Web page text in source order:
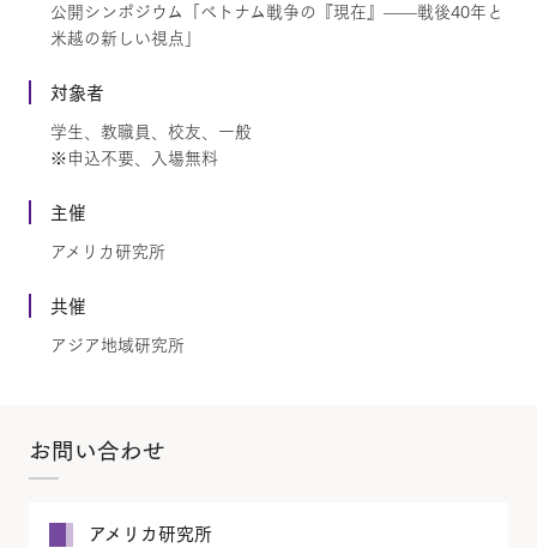
公開シンポジウム「ベトナム戦争の『現在』——戦後40年と
米越の新しい視点」
対象者
学生、教職員、校友、一般
※申込不要、入場無料
主催
アメリカ研究所
共催
アジア地域研究所
お問い合わせ
アメリカ研究所